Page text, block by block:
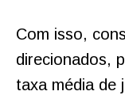
Com isso,
direcionados,
taxa média de